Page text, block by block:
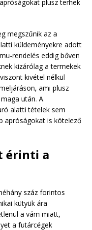
plusz terhek
megszűnik az a
küldeményekre adott
rendelés eddig bőven
kizárólag a termekek
kivétel nélkül
ami plusz
után. A
alatti tételek sem
apróságokat is kötelező
érinti a
száz forintos
kütyük ára
a vám miatt,
a futárcégek